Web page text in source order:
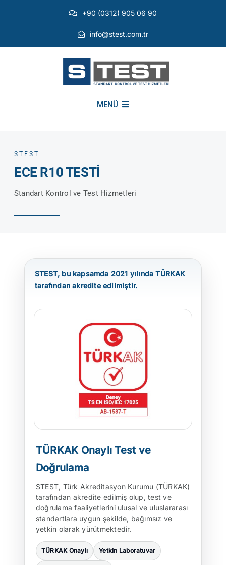
+90 (0312) 905 06 90
info@stest.com.tr
MENÜ
ÇEVRESEL TESTLER
OTOMOTİV TESTLERİ
BLOG
İLETİŞİM
STEST
ECE R10 TESTİ
Standart Kontrol ve Test Hizmetleri
STEST, bu kapsamda 2021 yılında TÜRKAK
tarafından akredite edilmiştir.
TÜRKAK Onaylı Test ve
Doğrulama
STEST, Türk Akreditasyon Kurumu (TÜRKAK)
tarafından akredite edilmiş olup, test ve
doğrulama faaliyetlerini ulusal ve uluslararası
standartlara uygun şekilde, bağımsız ve
yetkin olarak yürütmektedir.
TÜRKAK Onaylı Yetkin Laboratuvar